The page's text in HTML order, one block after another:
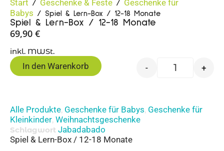
Start / Geschenke & Feste / Geschenke für
Babys / Spiel & Lern-Box / 12-18 Monate
Spiel & Lern-Box / 12-18 Monate
69,90 €
inkl. MWSt.
- +
In den Warenkorb
Alle Produkte, Geschenke für Babys, Geschenke für
Kleinkinder, Weihnachtsgeschenke
Schlagwort Jabadabado
Spiel & Lern-Box / 12-18 Monate